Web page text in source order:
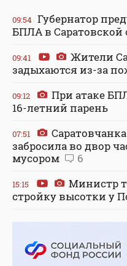
09:54 Губернатор
БПЛА в Саратовской
09:41
Жители
задыхаются из-за
09:12
При атаке
16-летний парень
07:51
забросила во двор
мусором
6
15:15
Министр
стройку высотки у